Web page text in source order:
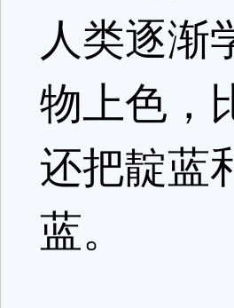
人类逐渐
物上色，
还把靛蓝
蓝。